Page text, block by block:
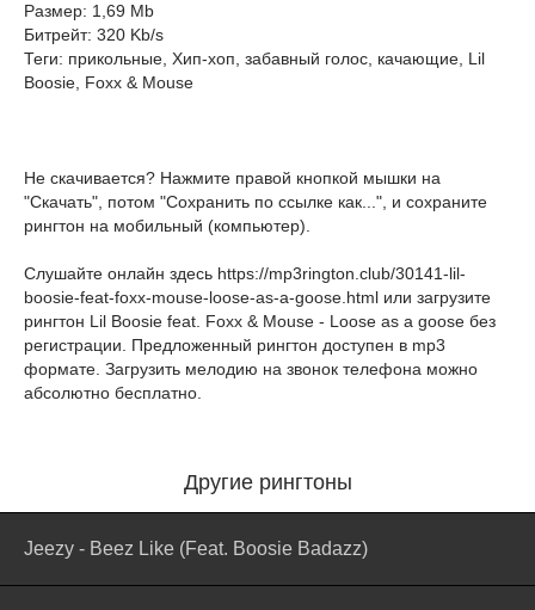
Размер: 1,69 Mb
Битрейт: 320 Kb/s
Теги: прикольные, Хип-хоп, забавный голос, качающие, Lil
Boosie, Foxx & Mouse
Не скачивается? Нажмите правой кнопкой мышки на
"Скачать", потом "Сохранить по ссылке как...", и сохраните
рингтон на мобильный (компьютер).
Слушайте онлайн здесь https://mp3rington.club/30141-lil-
boosie-feat-foxx-mouse-loose-as-a-goose.html или загрузите
рингтон Lil Boosie feat. Foxx & Mouse - Loose as a goose без
регистрации. Предложенный рингтон доступен в mp3
формате. Загрузить мелодию на звонок телефона можно
абсолютно бесплатно.
Другие рингтоны
Jeezy - Beez Like (Feat. Boosie Badazz)